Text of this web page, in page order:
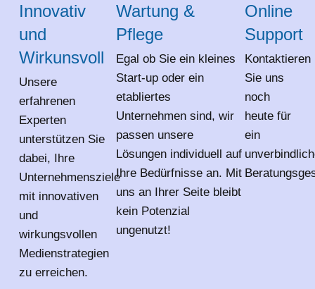
Innovativ
und
Wirkunsvoll
Unsere
erfahrenen
Experten
unterstützen Sie
dabei, Ihre
Unternehmensziele
mit innovativen
und
wirkungsvollen
Medienstrategien
zu erreichen.
Wartung &
Pflege
Egal ob Sie ein kleines
Start-up oder ein
etabliertes
Unternehmen sind, wir
passen unsere
Lösungen individuell auf
Ihre Bedürfnisse an. Mit
uns an Ihrer Seite bleibt
kein Potenzial
ungenutzt!
Online
Support
Kontaktieren
Sie uns
noch
heute für
ein